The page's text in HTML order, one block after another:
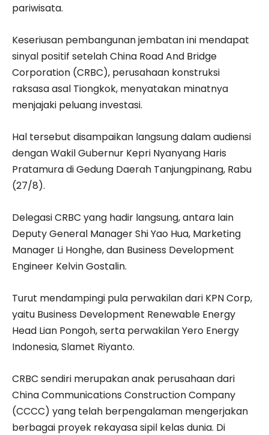
pariwisata.
Keseriusan pembangunan jembatan ini mendapat
sinyal positif setelah China Road And Bridge
Corporation (CRBC), perusahaan konstruksi
raksasa asal Tiongkok, menyatakan minatnya
menjajaki peluang investasi.
Hal tersebut disampaikan langsung dalam audiensi
dengan Wakil Gubernur Kepri Nyanyang Haris
Pratamura di Gedung Daerah Tanjungpinang, Rabu
(27/8).
Delegasi CRBC yang hadir langsung, antara lain
Deputy General Manager Shi Yao Hua, Marketing
Manager Li Honghe, dan Business Development
Engineer Kelvin Gostalin.
Turut mendampingi pula perwakilan dari KPN Corp,
yaitu Business Development Renewable Energy
Head Lian Pongoh, serta perwakilan Yero Energy
Indonesia, Slamet Riyanto.
CRBC sendiri merupakan anak perusahaan dari
China Communications Construction Company
(CCCC) yang telah berpengalaman mengerjakan
berbagai proyek rekayasa sipil kelas dunia. Di